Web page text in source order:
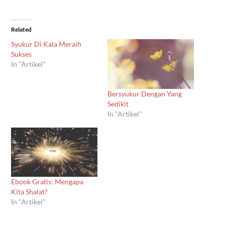
Related
Syukur Di Kala Meraih
Sukses
In "Artikel"
Bersyukur Dengan Yang
Sedikit
In "Artikel"
Ebook Gratis: Mengapa
Kita Shalat?
In "Artikel"